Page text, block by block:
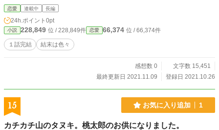
恋愛 連載中 長編
24h.ポイント 0pt
小説 228,849 位 / 228,849件 恋愛 66,374 位 / 66,374件
１話完結 結末は色々
感想数 0
文字数 15,451
最終更新日 2021.11.09
登録日 2021.10.26
15 お気に入り追加 1
カチカチ山のタヌキ。桃太郎のお供になりました。